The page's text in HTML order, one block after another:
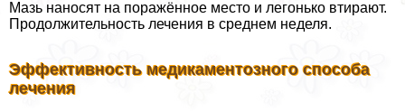
Мазь наносят на поражённое место и легонько втирают.
Продолжительность лечения в среднем неделя.
Эффективность медикаментозного способа
лечения